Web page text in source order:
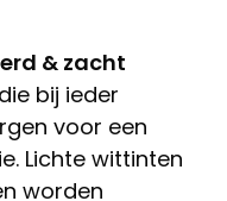
& zacht
bij ieder
voor een
Lichte wittinten
worden